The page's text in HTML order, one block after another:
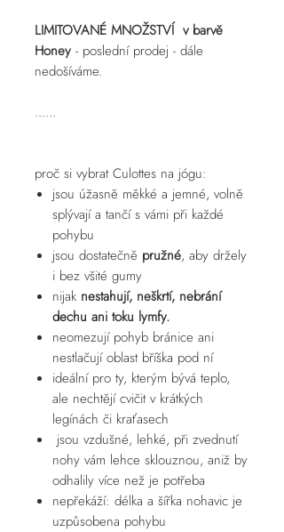
LIMITOVANÉ MNOŽSTVÍ v barvě
Honey - poslední prodej - dále
nedošíváme.
......
proč si vybrat Culottes na jógu:
jsou úžasně měkké a jemné, volně
splývají a tančí s vámi při každé
pohybu
jsou dostatečně pružné, aby držely
i bez všité gumy
nijak nestahují, neškrtí, nebrání
dechu ani toku lymfy.
neomezují pohyb bránice ani
nestlačují oblast bříška pod ní
ideální pro ty, kterým bývá teplo,
ale nechtějí cvičit v krátkých
legínách či kraťasech
jsou vzdušné, lehké, při zvednutí
nohy vám lehce sklouznou, aniž by
odhalily více než je potřeba
nepřekáží: délka a šířka nohavic je
uzpůsobena pohybu